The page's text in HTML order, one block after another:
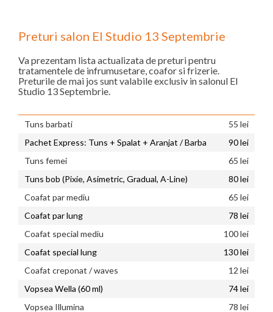
Preturi salon El Studio 13 Septembrie
Va prezentam lista actualizata de preturi pentru
tratamentele de infrumusetare, coafor si frizerie.
Preturile de mai jos sunt valabile exclusiv in salonul El
Studio 13 Septembrie.
Tuns barbati
55 lei
Pachet Express: Tuns + Spalat + Aranjat / Barba
90 lei
Tuns femei
65 lei
Tuns bob (Pixie, Asimetric, Gradual, A-Line)
80 lei
Coafat par mediu
65 lei
Coafat par lung
78 lei
Coafat special mediu
100 lei
Coafat special lung
130 lei
Coafat creponat / waves
12 lei
Vopsea Wella (60 ml)
74 lei
Vopsea Illumina
78 lei